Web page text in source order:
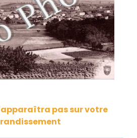
pas sur votre